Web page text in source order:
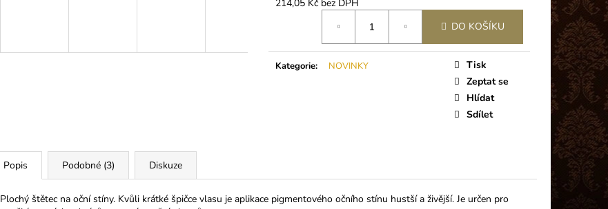
214,05 Kč bez DPH
DO KOŠÍKU
Kategorie: NOVINKY
Tisk
Zeptat se
Hlídat
Sdílet
Popis Podobné (3) Diskuze
Plochý štětec na oční stíny. Kvůli krátké špičce vlasu je aplikace pigmentového očního stínu hustší a živější. Je určen pro